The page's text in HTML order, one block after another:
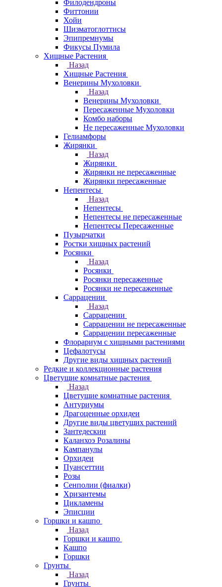
Филодендроны
Фиттонии
Хойи
Шизматоглоттисы
Эпипремнумы
Фикусы Пумила
Хищные Растения
Назад
Хищные Растения
Венерины Мухоловки
Назад
Венерины Мухоловки
Пересаженные Мухоловки
Комбо наборы
Не пересаженные Мухоловки
Гелиамфоры
Жирянки
Назад
Жирянки
Жирянки не пересаженные
Жирянки пересаженные
Непентесы
Назад
Непентесы
Непентесы не пересаженные
Непентесы Пересаженные
Пузырчатки
Ростки хищных растений
Росянки
Назад
Росянки
Росянки пересаженные
Росянки не пересаженные
Саррацении
Назад
Саррацении
Саррацении не пересаженные
Саррацении пересаженные
Флорариум с хищными растениями
Цефалотусы
Другие виды хищных растений
Редкие и коллекционные растения
Цветущие комнатные растения
Назад
Цветущие комнатные растения
Антуриумы
Драгоценные орхидеи
Другие виды цветущих растений
Зантедескии
Каланхоэ Розалины
Кампанулы
Орхидеи
Пуансеттии
Розы
Сенполии (фиалки)
Хризантемы
Цикламены
Эписции
Горшки и кашпо
Назад
Горшки и кашпо
Кашпо
Горшки
Грунты
Назад
Грунты